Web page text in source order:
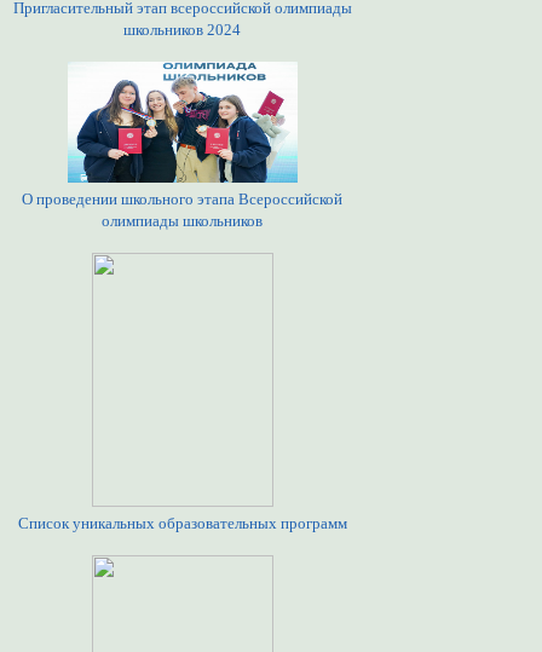
Пригласительный этап всероссийской олимпиады
школьников 2024
О проведении школьного этапа Всероссийской
олимпиады школьников
Список уникальных образовательных программ